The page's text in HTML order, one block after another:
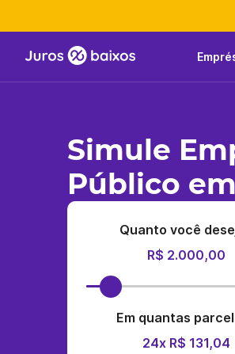
Simule
Público
Quanto você
R$ 2.000,00
Em quantas
24x R$ 131,04